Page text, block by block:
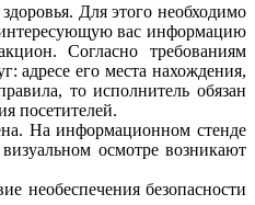
Для этого необходимо
вас информацию
Согласно требованиям
адресе его места нахождения,
то исполнитель обязан
посетителей.
На информационном стенде
осмотре возникают
необеспечения безопасности